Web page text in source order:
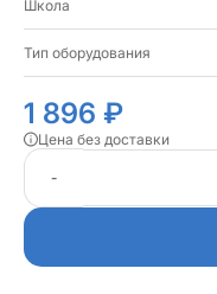
Школа
Тип оборудования
1 896 ₽
Цена без доставки
-